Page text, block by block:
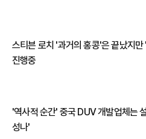
스티븐 로치 '과거의 홍콩'은 끝났지
진행중
'역사적 순간' 중국 DUV 개발업체는
성나'